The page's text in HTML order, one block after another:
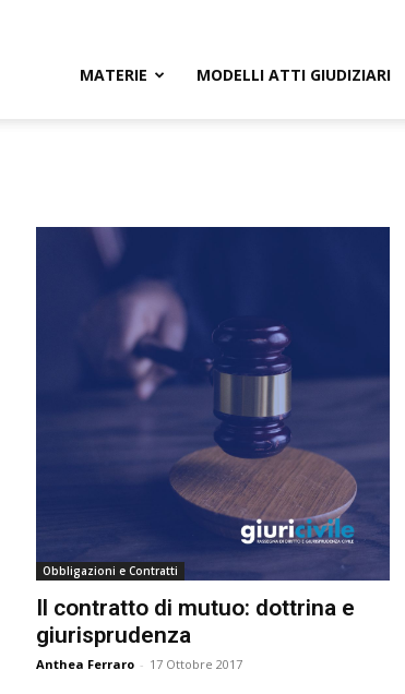
MATERIE MODELLI ATTI GIUDIZIARI
Obbligazioni e Contratti
Il contratto di mutuo: dottrina e
giurisprudenza
Anthea Ferraro - 17 Ottobre 2017
l’invio di comunicazioni a scopo commerciale e di
nei limiti indicati nell’informativa.
su “Iscriviti” dichiari di aver letto e accettato la